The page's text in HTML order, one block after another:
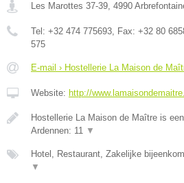
Les Marottes 37-39, 4990
Tel: +32 474 775693, Fax: +32 80
575
E-mail › Hostellerie La Maison de
Website: http://
Hostellerie La Maison de Maître is
Ardennen: 11 ▼
Hotel, Restaurant, Zakelijke
▼